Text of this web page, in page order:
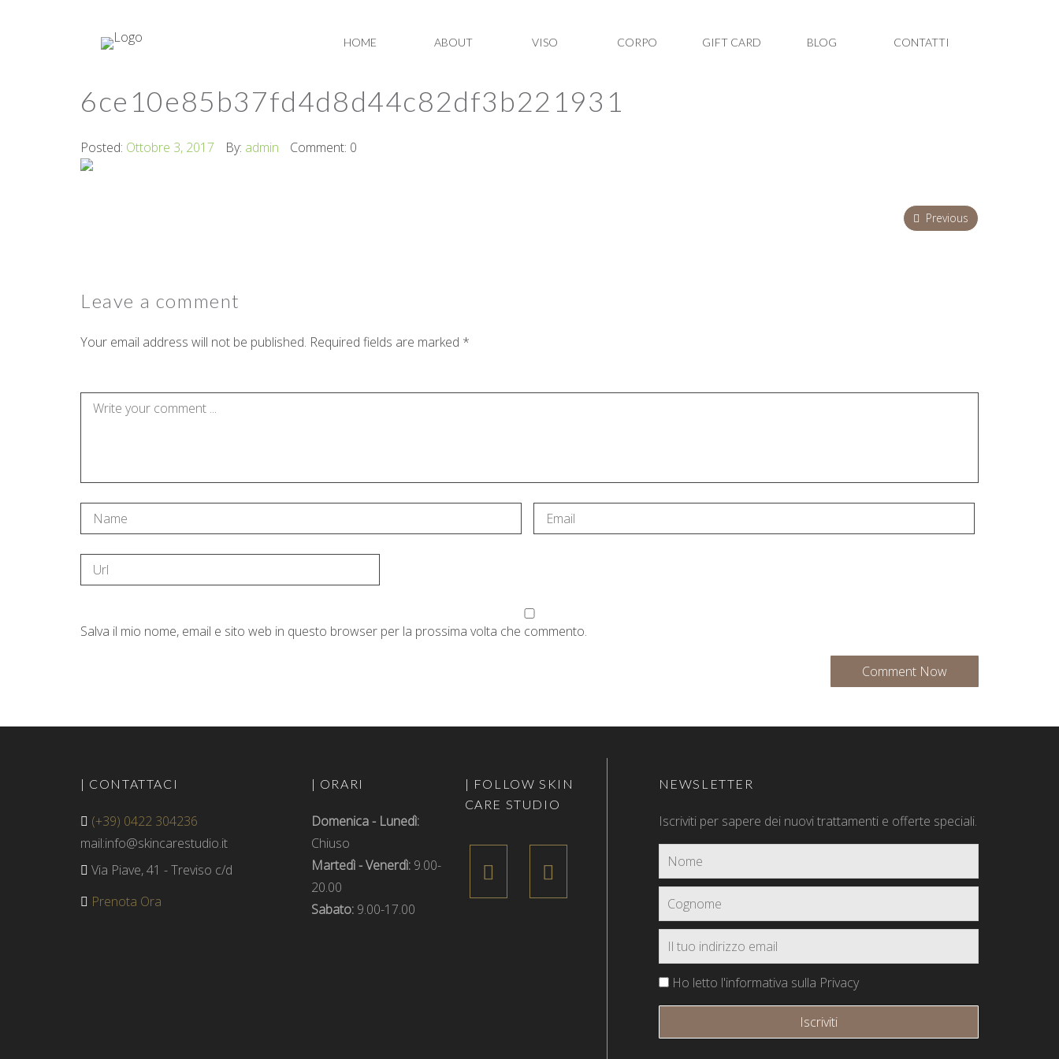
HOME ABOUT VISO CORPO GIFT CARD BLOG CONTATTI
6ce10e85b37fd4d8d44c82df3b221931
Posted: Ottobre 3, 2017 By: admin Comment: 0
Previous
Leave a comment
Your email address will not be published. Required fields are marked *
Salva il mio nome, email e sito web in questo browser per la prossima volta che commento.
| CONTATTACI
(+39) 0422 304236
mail:info@skincarestudio.it
Via Piave, 41 - Treviso c/d
Prenota Ora
| ORARI
Domenica - Lunedì:
Chiuso
Martedì - Venerdì:9.00-
20.00
Sabato:9.00-17.00
| FOLLOW SKIN
CARE STUDIO
NEWSLETTER
Iscriviti per sapere dei nuovi trattamenti e offerte speciali.
Ho letto l'informativa sulla Privacy